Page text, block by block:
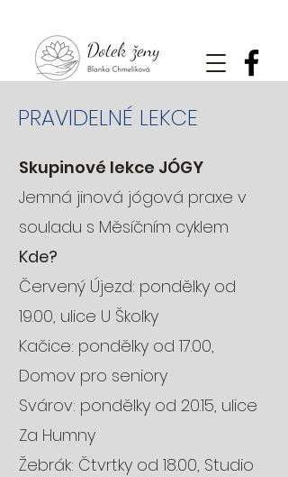
PRAVIDELNÉ LEKCE
Skupinové lekce JÓGY
Jemná jinová jógová praxe v
souladu s Měsíčním cyklem
Kde?
Červený Újezd: pondělky od
19.00, ulice U Školky
Kačice: pondělky od 17.00,
Domov pro seniory
Svárov: pondělky od 20.15, ulice
Za Humny
Žebrák: Čtvrtky od 18.00, Studio